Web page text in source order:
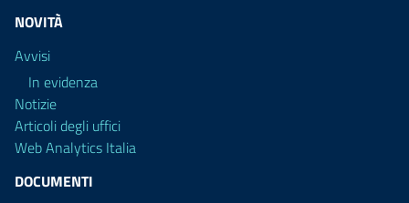
NOVITÀ
Avvisi
In evidenza
Notizie
Articoli degli uffici
Web Analytics Italia
DOCUMENTI